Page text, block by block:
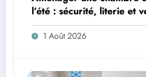
l’été : sécurité, literie et
1 Août 2026